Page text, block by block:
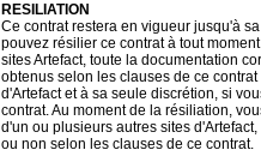
RESILIATION
Ce contrat restera en vigueur jusqu'à
pouvez résilier ce contrat à tout
sites Artefact, toute la documentation
obtenus selon les clauses de ce
d'Artefact et à sa seule discrétion, si
contrat. Au moment de la résiliation,
d'un ou plusieurs autres sites
ou non selon les clauses de ce contrat.